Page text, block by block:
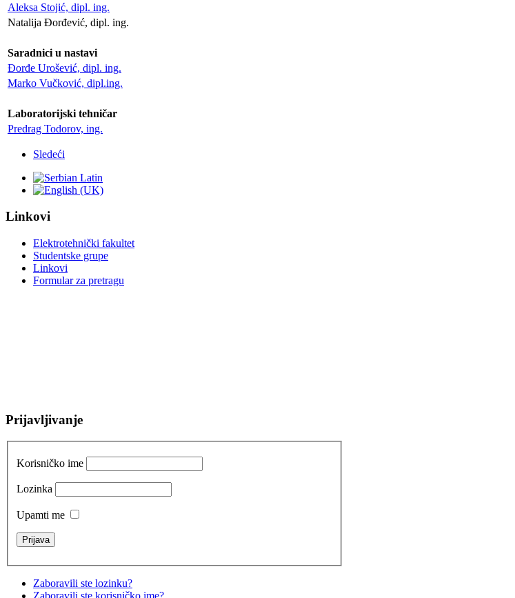
Aleksa Stojić, dipl. ing.
Natalija Đorđević, dipl. ing.
Saradnici u nastavi
Đorđe Urošević, dipl. ing.
Marko Vučković, dipl.ing.
Laboratorijski tehničar
Predrag Todorov, ing.
Sledeći
Linkovi
Elektrotehnički fakultet
Studentske grupe
Linkovi
Formular za pretragu
Prijavljivanje
Korisničko ime
Lozinka
Upamti me
Zaboravili ste lozinku?